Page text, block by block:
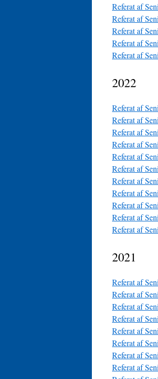
Referat af
Referat af
Referat af
Referat af
Referat af
2022
Referat af
Referat af
Referat af
Referat af
Referat af
Referat af
Referat af
Referat af
Referat af
Referat af
Referat af
2021
Referat af
Referat af
Referat af
Referat af
Referat af
Referat af
Referat af
Referat af